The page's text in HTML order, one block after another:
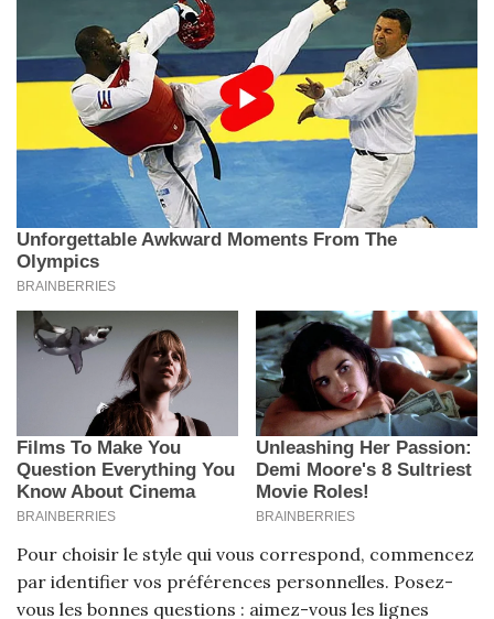
Pour choisir le style qui vous correspond, commencez
par identifier vos préférences personnelles. Posez-
vous les bonnes questions : aimez-vous les lignes